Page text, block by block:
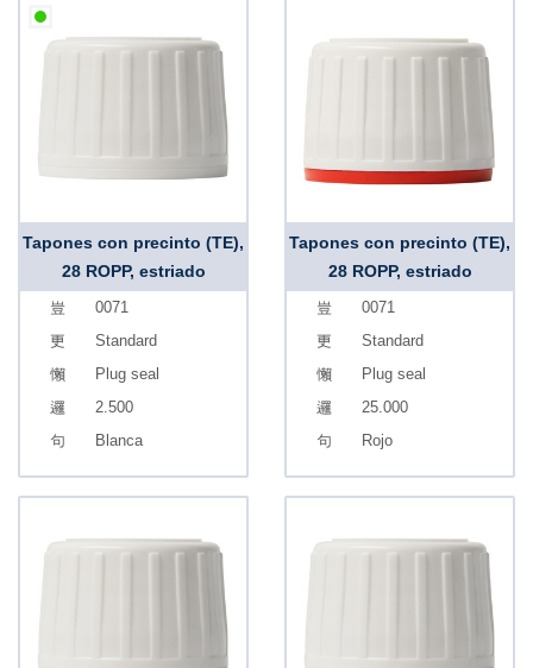
Tapones con precinto (TE),
28 ROPP, estriado
0071
Standard
Plug seal
2.500
Blanca
Tapones con precinto (TE),
28 ROPP, estriado
0071
Standard
Plug seal
25.000
Rojo